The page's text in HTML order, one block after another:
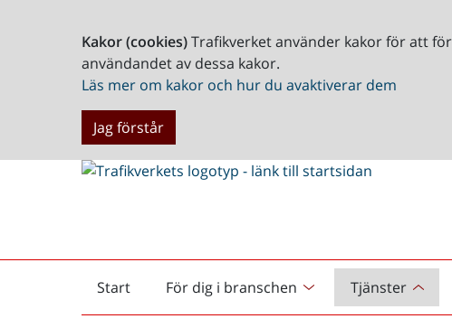
Kakor (cookies)Trafikverket använder kakor för att
användandet av dessa kakor.
Läs mer om kakor och hur du avaktiverar dem
Jag förstår
Start
Startsida För dig i branschen Tjänster